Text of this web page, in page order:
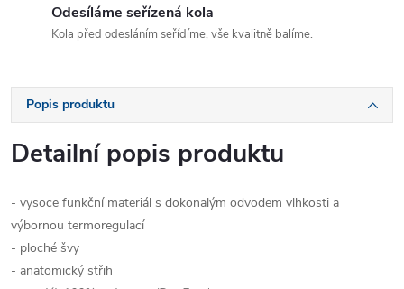
Odesíláme seřízená kola
Kola před odesláním seřídíme, vše kvalitně balíme.
Popis produktu
Detailní popis produktu
- vysoce funkční materiál s dokonalým odvodem vlhkosti a
výbornou termoregulací
- ploché švy
- anatomický střih